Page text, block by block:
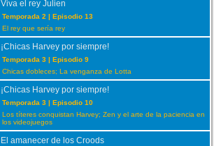
Viva el rey Julien
Temporada 2 | Episodio 13
El rey que sería rey
¡Chicas Harvey por siempre!
Temporada 3 | Episodio 9
Chicas dobleces; La venganza de Lotta
¡Chicas Harvey por siempre!
Temporada 3 | Episodio 10
Los títeres conquistan Harvey; Zen y el arte de la paciencia en
los videojuegos
El amanecer de los Croods